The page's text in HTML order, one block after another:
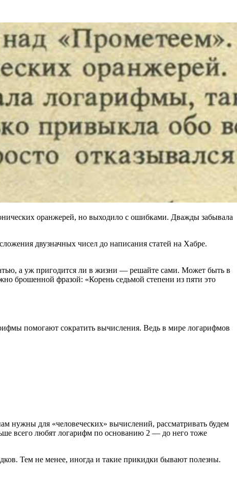
оранжерей, но выходило с ошибками. Дважды забывала
двузначных чисел до написания статей на Хабре.
а уж пригодится ли в жизни — решайте сами. Может быть в
брошенной фразой: «Корень седьмой степени из пяти это
помогают сократить вычисления. Ведь в мире логарифмов
нужны для «человеческих» вычислений, рассматривать будем
всего любят логарифм по основанию 2 — до него тоже
Тем не менее, иногда и такие прикидки бывают полезны.